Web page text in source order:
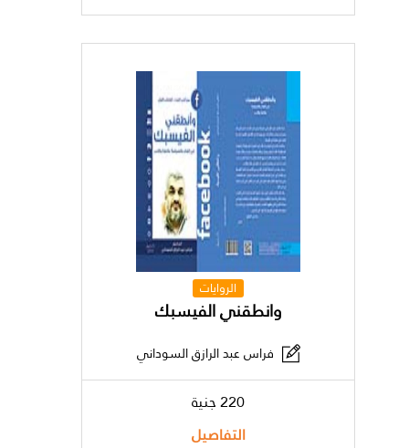
الروايات
وانطقني الفيسبك
فراس عبد الرازق السوداني
220 جنية
التفاصيل